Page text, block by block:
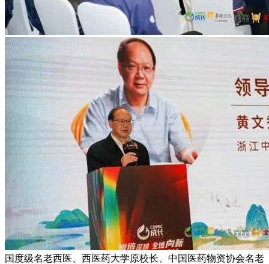
国度级名老西医、西医药大学原校长、中国医药物资协会名老